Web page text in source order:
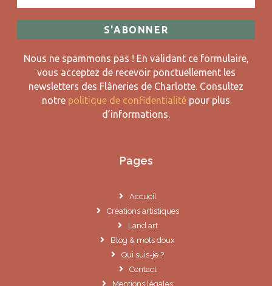
Nous ne spammons pas ! En validant ce formulaire,
vous acceptez de recevoir ponctuellement les
newsletters des Flâneries de Charlotte. Consultez
notre politique de confidentialité pour plus
d’informations.
Pages
Accueil
Créations artistiques
Land art
Blog & mots doux
Qui suis-je ?
Contact
Mentions légales